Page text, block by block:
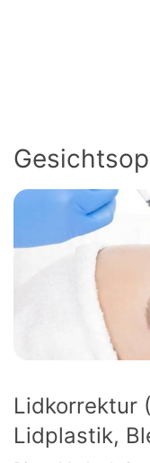
Lidkorrektur
Lidplastik,